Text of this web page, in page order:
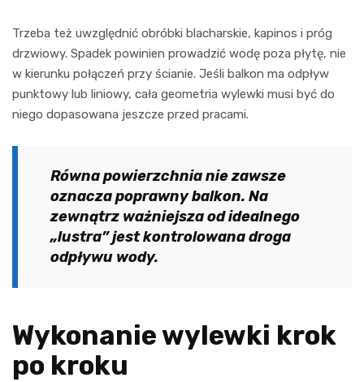
Trzeba też uwzględnić obróbki blacharskie, kapinos i próg
drzwiowy. Spadek powinien prowadzić wodę poza płytę, nie
w kierunku połączeń przy ścianie. Jeśli balkon ma odpływ
punktowy lub liniowy, cała geometria wylewki musi być do
niego dopasowana jeszcze przed pracami.
Równa powierzchnia nie zawsze
oznacza poprawny balkon. Na
zewnątrz ważniejsza od idealnego
„lustra” jest kontrolowana droga
odpływu wody.
Wykonanie wylewki krok
po kroku